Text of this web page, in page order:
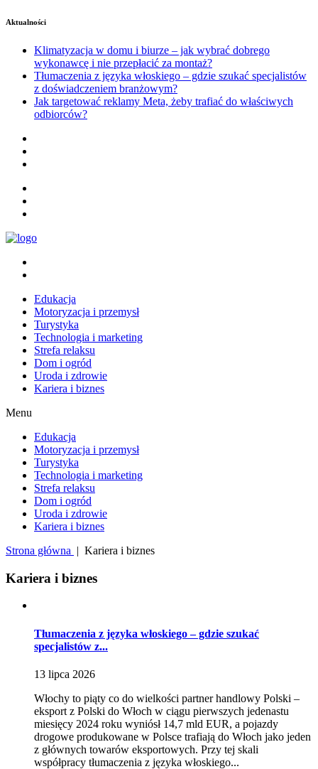
Aktualności
Klimatyzacja w domu i biurze – jak wybrać dobrego
wykonawcę i nie przepłacić za montaż?
Tłumaczenia z języka włoskiego – gdzie szukać specjalistów
z doświadczeniem branżowym?
Jak targetować reklamy Meta, żeby trafiać do właściwych
odbiorców?
Edukacja
Motoryzacja i przemysł
Turystyka
Technologia i marketing
Strefa relaksu
Dom i ogród
Uroda i zdrowie
Kariera i biznes
Menu
Edukacja
Motoryzacja i przemysł
Turystyka
Technologia i marketing
Strefa relaksu
Dom i ogród
Uroda i zdrowie
Kariera i biznes
Strona główna | Kariera i biznes
Kariera i biznes
Tłumaczenia z języka włoskiego – gdzie szukać
specjalistów z...
13 lipca 2026
​Włochy to piąty co do wielkości partner handlowy Polski –
eksport z Polski do Włoch w ciągu pierwszych jedenastu
miesięcy 2024 roku wyniósł 14,7 mld EUR, a pojazdy
drogowe produkowane w Polsce trafiają do Włoch jako jeden
z głównych towarów eksportowych. Przy tej skali
współpracy tłumaczenia z języka włoskiego...